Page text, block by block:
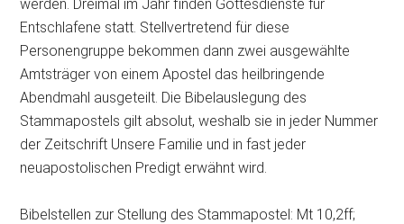
werden. Dreimal im Jahr finden Gottesdienste für
Entschlafene statt. Stellvertretend für diese
Personengruppe bekommen dann zwei ausgewählte
Amtsträger von einem Apostel das heilbringende
Abendmahl ausgeteilt. Die Bibelauslegung des
Stammapostels gilt absolut, weshalb sie in jeder Nummer
der Zeitschrift Unsere Familie und in fast jeder
neuapostolischen Predigt erwähnt wird.
Bibelstellen zur Stellung des Stammapostel: Mt 10,2ff;